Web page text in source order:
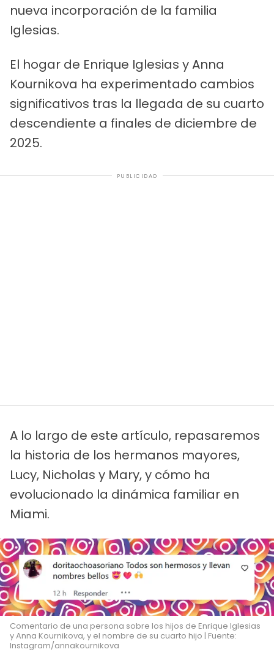
nueva incorporación de la familia
Iglesias.
El hogar de Enrique Iglesias y Anna
Kournikova ha experimentado cambios
significativos tras la llegada de su cuarto
descendiente a finales de diciembre de
2025.
PUBLICIDAD
A lo largo de este artículo, repasaremos
la historia de los hermanos mayores,
Lucy, Nicholas y Mary, y cómo ha
evolucionado la dinámica familiar en
Miami.
Comentario de una persona sobre los hijos de Enrique Iglesias
y Anna Kournikova, y el nombre de su cuarto hijo | Fuente:
Instagram/annakournikova